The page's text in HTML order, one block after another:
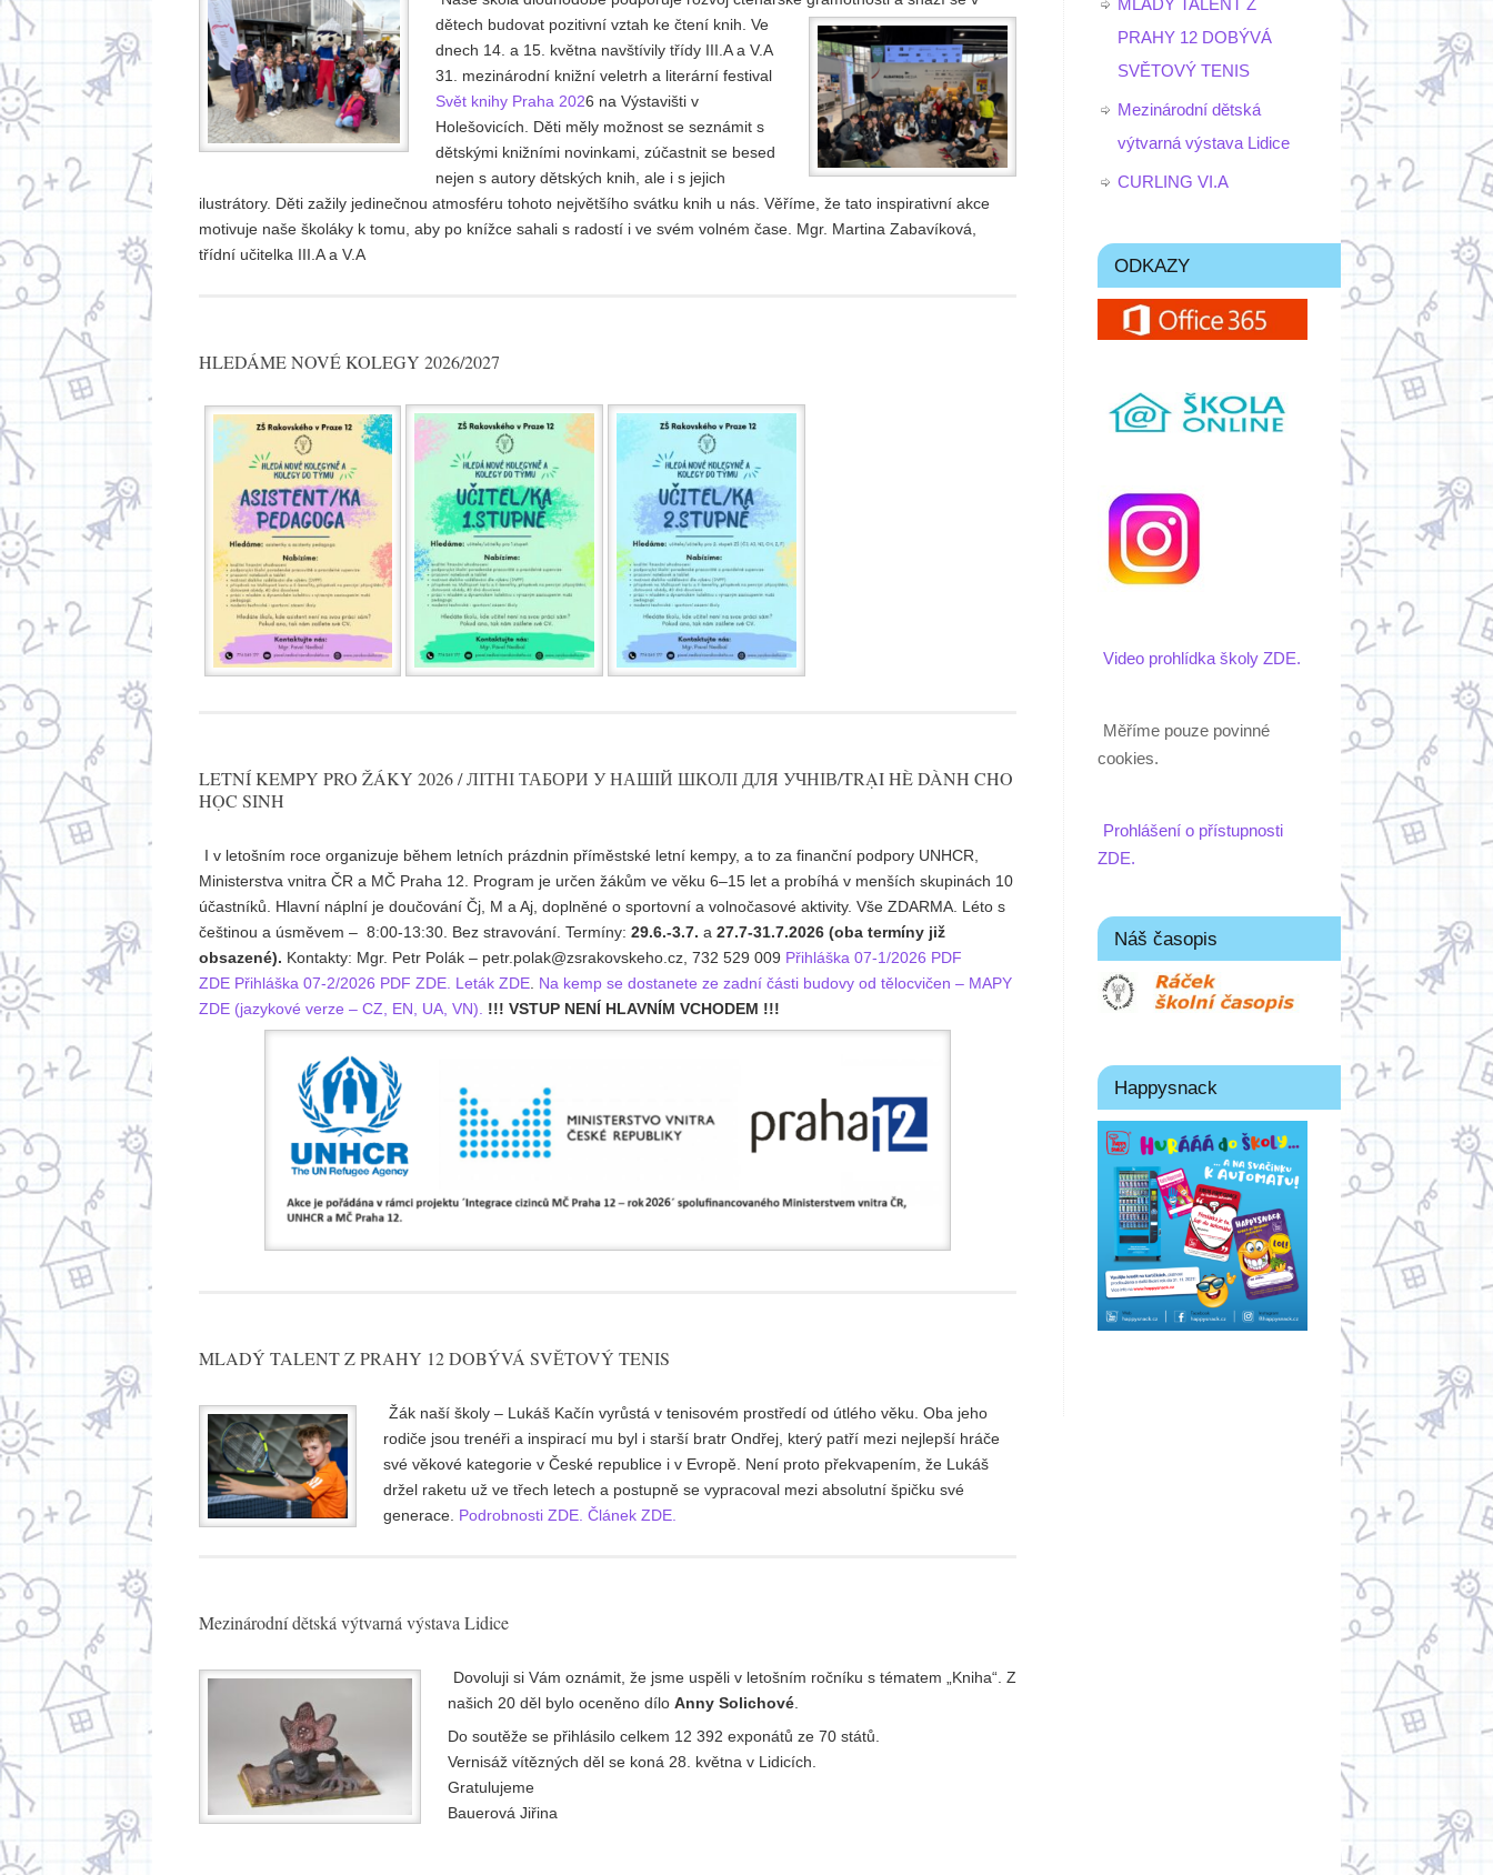
dětech budovat pozitivní vztah ke čtení knih. Ve
dnech 14. a 15. května navštívily třídy III.A a V.A
31. mezinárodní knižní veletrh a literární festival
Svět knihy Praha 2026 na Výstavišti v
Holešovicích. Děti měly možnost se seznámit s
dětskými knižními novinkami, zúčastnit se besed
nejen s autory dětských knih, ale i s jejich
ilustrátory. Děti zažily jedinečnou atmosféru tohoto největšího svátku knih u nás. Věříme, že tato inspirativní akce
motivuje naše školáky k tomu, aby po knížce sahali s radostí i ve svém volném čase. Mgr. Martina Zabavíková,
třídní učitelka III.A a V.A
HLEDÁME NOVÉ KOLEGY 2026/2027
LETNÍ KEMPY PRO ŽÁKY 2026 / ЛІТНІ ТАБОРИ У НАШІЙ ШКОЛІ ДЛЯ УЧНІВ/TRẠI HÈ DÀNH CHO
HỌC SINH
I v letošním roce organizuje během letních prázdnin příměstské letní kempy, a to za finanční podpory UNHCR,
Ministerstva vnitra ČR a MČ Praha 12. Program je určen žákům ve věku 6–15 let a probíhá v menších skupinách 10
účastníků. Hlavní náplní je doučování Čj, M a Aj, doplněné o sportovní a volnočasové aktivity. Vše ZDARMA. Léto s
češtinou a úsměvem – 8:00-13:30. Bez stravování. Termíny: 29.6.-3.7. a 27.7-31.7.2026 (oba termíny již
obsazené). Kontakty: Mgr. Petr Polák – petr.polak@zsrakovskeho.cz, 732 529 009 Přihláška 07-1/2026 PDF
ZDE Přihláška 07-2/2026 PDF ZDE. Leták ZDE Na kemp se dostanete ze zadní části budovy od tělocvičen – MAPY
ZDE (jazykové verze – CZ, EN, UA, VN).
!!! VSTUP NENÍ HLAVNÍM VCHODEM !!!
MLADÝ TALENT Z PRAHY 12 DOBÝVÁ SVĚTOVÝ TENIS
Žák naší školy – Lukáš Kačín vyrůstá v tenisovém prostředí od útlého věku. Oba jeho
rodiče jsou trenéři a inspirací mu byl i starší bratr Ondřej, který patří mezi nejlepší hráče
své věkové kategorie v České republice i v Evropě. Není proto překvapením, že Lukáš
držel raketu už ve třech letech a postupně se vypracoval mezi absolutní špičku své
generace. Podrobnosti ZDE. Článek ZDE.
Mezinárodní dětská výtvarná výstava Lidice
Dovoluji si Vám oznámit, že jsme uspěli v letošním ročníku s tématem „Kniha“. Z
našich 20 děl bylo oceněno dílo Anny Solichové.
Do soutěže se přihlásilo celkem 12 392 exponátů ze 70 států.
Vernisáž vítězných děl se koná 28. května v Lidicích.
Gratulujeme
Bauerová Jiřina
PRAHY 12 DOBÝVÁ
SVĚTOVÝ TENIS
Mezinárodní dětská
výtvarná výstava Lidice
CURLING VI.A
ODKAZY
Video prohlídka školy ZDE.
Měříme pouze povinné
cookies.
Prohlášení o přístupnosti
ZDE.
Náš časopis
Happysnack